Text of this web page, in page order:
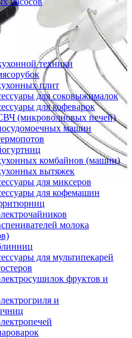
техники
плит
для соковыжималок
для кофеварок
(микроволновых печей)
машин
комбайнов (машин)
вытяжек
для миксеров
для кофемашин
молока
для мультипекарей
фруктов и
и